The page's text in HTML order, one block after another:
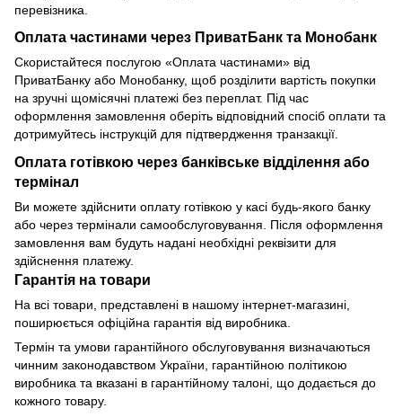
перевізника.
Оплата частинами через ПриватБанк та Монобанк
Скористайтеся послугою «Оплата частинами» від
ПриватБанку або Монобанку, щоб розділити вартість покупки
на зручні щомісячні платежі без переплат. Під час
оформлення замовлення оберіть відповідний спосіб оплати та
дотримуйтесь інструкцій для підтвердження транзакції.
Оплата готівкою через банківське відділення або
термінал
Ви можете здійснити оплату готівкою у касі будь-якого банку
або через термінали самообслуговування. Після оформлення
замовлення вам будуть надані необхідні реквізити для
здійснення платежу.
Гарантія на товари
На всі товари, представлені в нашому інтернет-магазині,
поширюється офіційна гарантія від виробника.
Термін та умови гарантійного обслуговування визначаються
чинним законодавством України, гарантійною політикою
виробника та вказані в гарантійному талоні, що додається до
кожного товару.